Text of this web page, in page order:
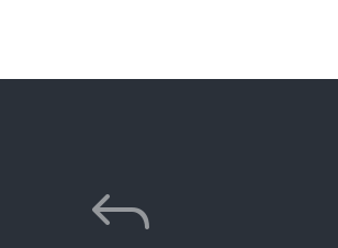
J